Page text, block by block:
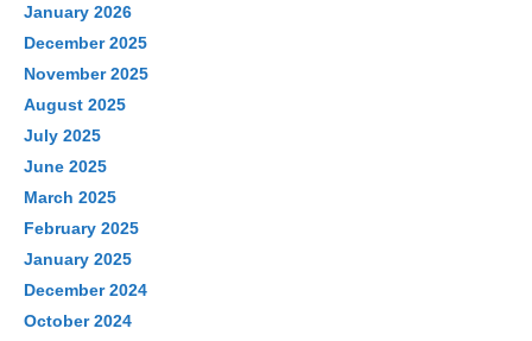
January 2026
December 2025
November 2025
August 2025
July 2025
June 2025
March 2025
February 2025
January 2025
December 2024
October 2024